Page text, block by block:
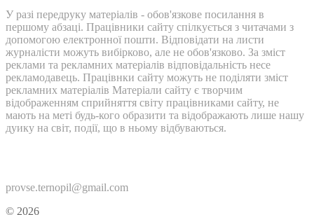
У разі передруку матеріалів - обов'язкове посилання в
першому абзаці. Працівники сайту спілкується з читачами з
допомогою електронної пошти. Відповідати на листи
журналісти можуть вибірково, але не обов'язково. За зміст
реклами та рекламних матеріалів відповідальність несе
рекламодавець. Працівнки сайту можуть не поділяти зміст
рекламних матеріалів Матеріали сайту є творчим
відображенням сприйняття світу працівниками сайту, не
мають на меті будь-кого образити та відображають лише нашу
дуику на світ, події, що в ньому відбуваються.
provse.ternopil@gmail.com
© 2026